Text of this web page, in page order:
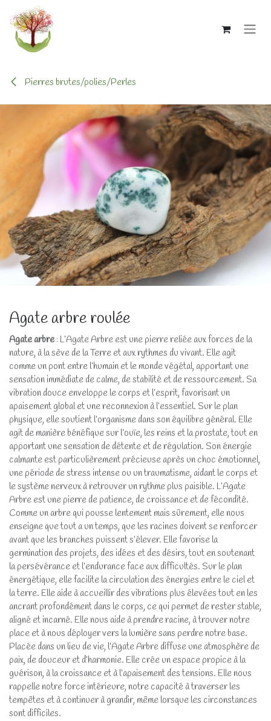
Se rendre au contenu
Pierres brutes/polies/Perles
Agate arbre roulée
Agate arbre : L’Agate Arbre est une pierre reliée aux forces de la
nature, à la sève de la Terre et aux rythmes du vivant. Elle agit
comme un pont entre l’humain et le monde végétal, apportant une
sensation immédiate de calme, de stabilité et de ressourcement. Sa
vibration douce enveloppe le corps et l’esprit, favorisant un
apaisement global et une reconnexion à l’essentiel. Sur le plan
physique, elle soutient l’organisme dans son équilibre général. Elle
agit de manière bénéfique sur l’ouïe, les reins et la prostate, tout en
apportant une sensation de détente et de régulation. Son énergie
calmante est particulièrement précieuse après un choc émotionnel,
une période de stress intense ou un traumatisme, aidant le corps et
le système nerveux à retrouver un rythme plus paisible. L’Agate
Arbre est une pierre de patience, de croissance et de fécondité.
Comme un arbre qui pousse lentement mais sûrement, elle nous
enseigne que tout a un temps, que les racines doivent se renforcer
avant que les branches puissent s’élever. Elle favorise la
germination des projets, des idées et des désirs, tout en soutenant
la persévérance et l’endurance face aux difficultés. Sur le plan
énergétique, elle facilite la circulation des énergies entre le ciel et
la terre. Elle aide à accueillir des vibrations plus élevées tout en les
ancrant profondément dans le corps, ce qui permet de rester stable,
aligné et incarné. Elle nous aide à prendre racine, à trouver notre
place et à nous déployer vers la lumière sans perdre notre base.
Placée dans un lieu de vie, l’Agate Arbre diffuse une atmosphère de
paix, de douceur et d’harmonie. Elle crée un espace propice à la
guérison, à la croissance et à l’apaisement des tensions. Elle nous
rappelle notre force intérieure, notre capacité à traverser les
tempêtes et à continuer à grandir, même lorsque les circonstances
sont difficiles.